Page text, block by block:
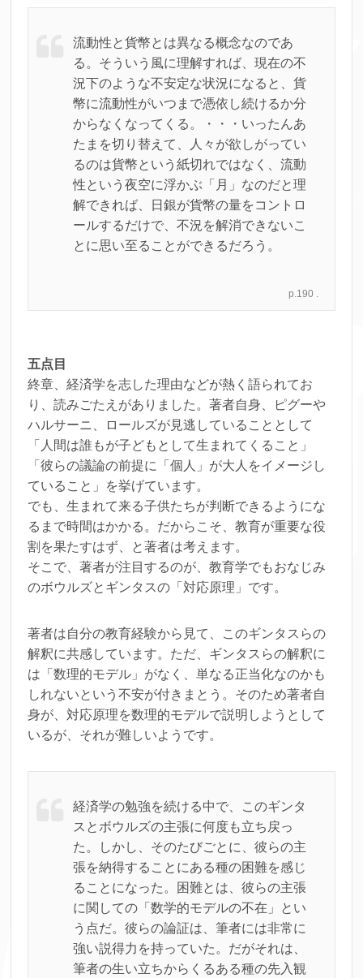
流動性と貨幣とは異なる概念なのであ
る。そういう風に理解すれば、現在の不
況下のような不安定な状況になると、貨
幣に流動性がいつまで憑依し続けるか分
からなくなってくる。・・・いったんあ
たまを切り替えて、人々が欲しがってい
るのは貨幣という紙切れではなく、流動
性という夜空に浮かぶ「月」なのだと理
解できれば、日銀が貨幣の量をコントロ
ールするだけで、不況を解消できないこ
とに思い至ることができるだろう。
p.190 .
五点目
終章、経済学を志した理由などが熱く語られてお
り、読みごたえがありました。著者自身、ピグーや
ハルサーニ、ロールズが見逃していることとして
「人間は誰もが子どもとして生まれてくること」
「彼らの議論の前提に「個人」が大人をイメージし
ていること」を挙げています。
でも、生まれて来る子供たちが判断できるようにな
るまで時間はかかる。だからこそ、教育が重要な役
割を果たすはず、と著者は考えます。
そこで、著者が注目するのが、教育学でもおなじみ
のボウルズとギンタスの「対応原理」です。
著者は自分の教育経験から見て、このギンタスらの
解釈に共感しています。ただ、ギンタスらの解釈に
は「数理的モデル」がなく、単なる正当化なのかも
しれないという不安が付きまとう。そのため著者自
身が、対応原理を数理的モデルで説明しようとして
いるが、それが難しいようです。
経済学の勉強を続ける中で、このギンタ
スとボウルズの主張に何度も立ち戻っ
た。しかし、そのたびごとに、彼らの主
張を納得することにある種の困難を感じ
ることになった。困難とは、彼らの主張
に関しての「数学的モデルの不在」とい
う点だ。彼らの論証は、筆者には非常に
強い説得力を持っていた。だがそれは、
筆者の生い立ちからくるある種の先入観